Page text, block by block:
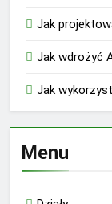
Jak
Jak wdrożyć
Jak
Menu